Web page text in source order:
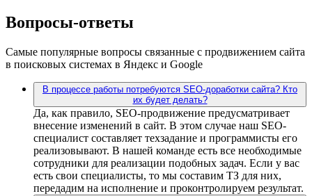
Вопросы-ответы
Самые популярные вопросы связанные с продвижением сайта
в поисковых системах в Яндекс и Google
В процессе работы потребуются SEO-доработки сайта? Кто
их будет делать?
Да, как правило, SEO-продвижение предусматривает
внесение изменений в сайт. В этом случае наш SEO-
специалист составляет техзадание и программисты его
реализовывают. В нашей команде есть все необходимые
сотрудники для реализации подобных задач. Если у вас
есть свои специалисты, то мы составим ТЗ для них,
передадим на исполнение и проконтролируем результат.